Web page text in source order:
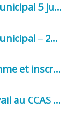
Compte rendu conseil municipal 5 juin 2026 sénatoriale
Compte rendu conseil municipal – 21 avril 2026
Tribu de Nava – programme et inscriptions été 2026
Permanence France Travail au CCAS de Saujon Juin 2026